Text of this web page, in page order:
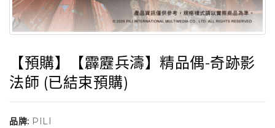
【預購】【霹靂兵濤】精品偶-奇跡影
法師 (已結束預購)
品牌: PILI